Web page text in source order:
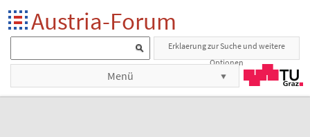
Austria-Forum
Erklaerung zur Suche und weitere
Optionen
Menü